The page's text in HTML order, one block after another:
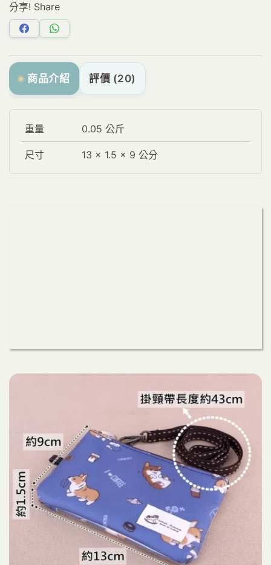
分享! Share
分
享
Facebook
分
享
WhatsApp
商品介紹 評價 (20)
重量 0.05 公斤
尺寸 13 × 1.5 × 9 公分